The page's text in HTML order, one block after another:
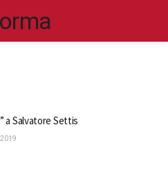
a Salvatore Settis